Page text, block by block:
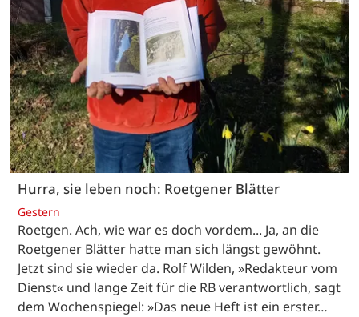
Hurra, sie leben noch: Roetgener Blätter
Gestern
Roetgen. Ach, wie war es doch vordem... Ja, an die
Roetgener Blätter hatte man sich längst gewöhnt.
Jetzt sind sie wieder da. Rolf Wilden, »Redakteur vom
Dienst« und lange Zeit für die RB verantwortlich, sagt
dem Wochenspiegel: »Das neue Heft ist ein erster…